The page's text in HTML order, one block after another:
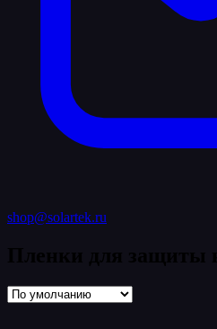
shop@solartek.ru